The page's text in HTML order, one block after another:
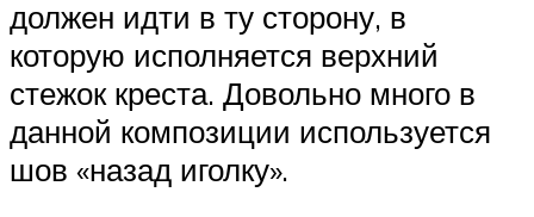
должен идти в ту сторону, в
которую исполняется верхний
стежок креста. Довольно много в
данной композиции используется
шов «назад иголку».